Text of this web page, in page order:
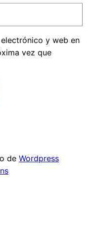
y web en
vez que
de Wordpress